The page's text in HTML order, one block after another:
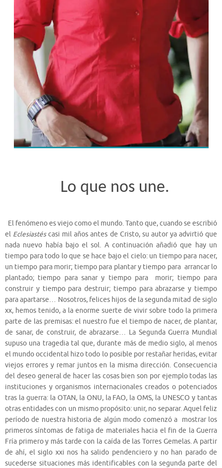
Lo que nos une.
El fenómeno es viejo como el mundo. Tanto que, cuando se escribió
el Eclesiastéscasi mil años antes de Cristo, su autor ya advirtió que
nada nuevo había bajo el sol. A continuación añadió que hay un
tiempo para todo lo que se hace bajo el cielo: un tiempo para nacer,
un tiempo para morir; tiempo para plantar y tiempo para arrancar lo
plantado; tiempo para sanar y tiempo para morir; tiempo para
construir y tiempo para destruir; tiempo para abrazarse y tiempo
para apartarse… Nosotros, felices hijos de la segunda mitad de siglo
xx, hemos tenido, a la enorme suerte de vivir sobre todo la primera
parte de las premisas: el nuestro fue el tiempo de nacer, de plantar,
de sanar, de construir, de abrazarse… La Segunda Guerra Mundial
supuso una tragedia tal que, durante más de medio siglo, al menos
el mundo occidental hizo todo lo posible por restañar heridas, evitar
viejos errores y remar juntos en la misma dirección. Consecuencia
del deseo general de hacer las cosas bien son por ejemplo todas las
instituciones y organismos internacionales creados o potenciados
tras la guerra: la OTAN, la ONU, la FAO, la OMS, la UNESCO y tantas
otras entidades con un mismo propósito: unir, no separar. Aquel feliz
período de nuestra historia de algún modo comenzó a mostrar los
primeros síntomas de fatiga de materiales hacia el fin de la Guerra
Fría primero y más tarde con la caída de las Torres Gemelas. A partir
de ahí, el siglo xxi nos ha salido pendenciero y no han parado de
sucederse situaciones más identificables con la segunda parte del